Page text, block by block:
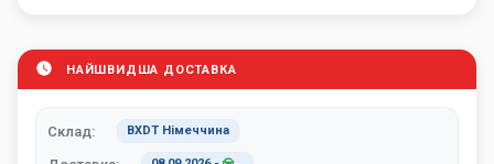
НАЙШВИДША ДОСТАВКА
Склад: BXDT Німеччина